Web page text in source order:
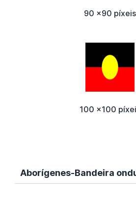
90 x90 píxeis
100 x100
Aborígenes-Bandeira